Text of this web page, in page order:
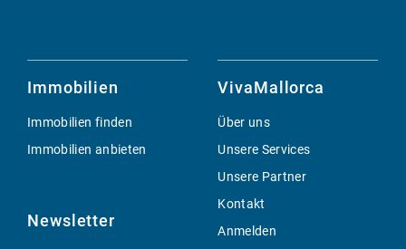
Immobilien
Immobilien finden
Immobilien anbieten
Newsletter
VivaMallorca
Über uns
Unsere Services
Unsere Partner
Kontakt
Anmelden